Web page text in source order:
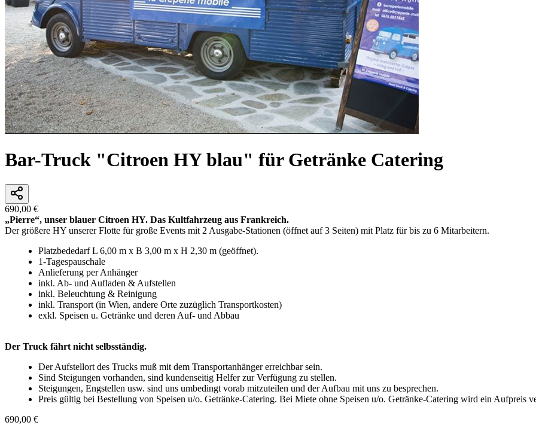
Bar-Truck "Citroen HY blau" für Getränke Catering
690,00 €
„Pierre“, unser blauer Citroen HY. Das Kultfahrzeug aus Frankreich.
Der größere HY unserer Flotte für große Events mit 2 Ausgabe-Stationen (öffnet auf 3 Seiten) mit Platz für bis zu 6 Mitarbeitern.
Platzbededarf L 6,00 m x B 3,00 m x H 2,30 m (geöffnet).
1-Tagespauschale
Anlieferung per Anhänger
inkl. Ab- und Aufladen & Aufstellen
inkl. Beleuchtung & Reinigung
inkl. Transport (in Wien, andere Orte zuzüglich Transportkosten)
exkl. Speisen u. Getränke und deren Auf- und Abbau
Der Truck fährt nicht selbsständig.
Der Aufstellort des Trucks muß mit dem Transportanhänger erreichbar sein.
Sind Steigungen vorhanden, sind kundenseitig Helfer zur Verfügung zu stellen.
Steigungen, Engstellen usw. sind uns umbedingt vorab mitzuteilen und der Aufbau mit uns zu besprechen.
Preis gültig bei Bestellung von Speisen u/o. Getränke-Catering. Bei Miete ohne Speisen u/o. Getränke-Catering wird ein Aufpreis
690,00 €